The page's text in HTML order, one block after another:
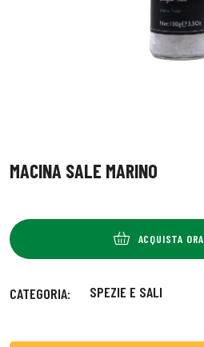
MACINA SALE MARINO
ACQUISTA ORA
CATEGORIA: SPEZIE E SALI